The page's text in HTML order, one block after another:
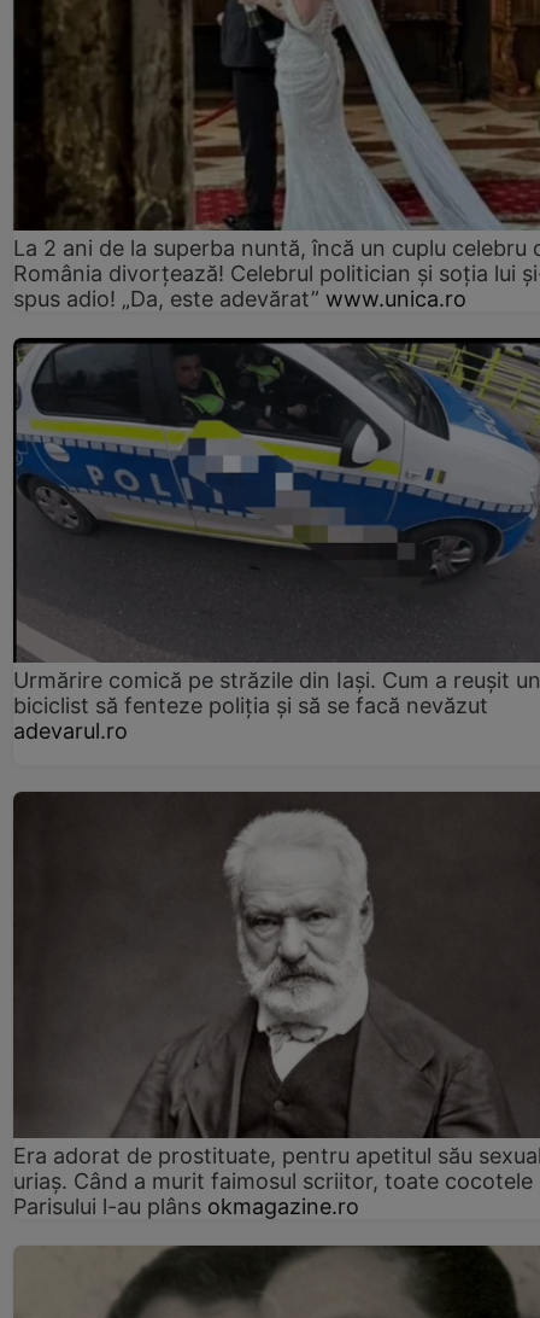
La 2 ani de la superba nuntă, încă un cuplu celebru
România divorțează! Celebrul politician și soția lui
spus adio! „Da, este adevărat” www.unica.ro
Urmărire comică pe străzile din Iași. Cum a reușit un
biciclist să fenteze poliția și să se facă nevăzut
adevarul.ro
Era adorat de prostituate, pentru apetitul său
uriaș. Când a murit faimosul scriitor, toate cocotele
Parisului l-au plâns okmagazine.ro